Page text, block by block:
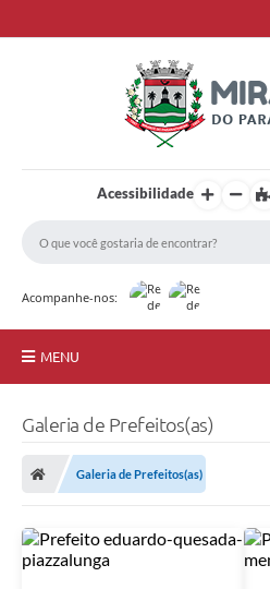
Acessibilidade
Acompanhe-nos:
MENU
A Nossa Cidade
Transparência
Galeria de Prefeitos(as)
Galeria de Prefeitos(as)